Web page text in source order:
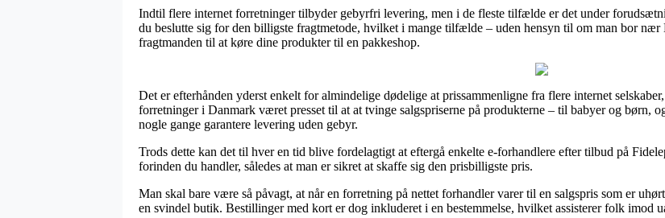
Indtil flere internet forretninger tilbyder gebyrfri levering, men i de fleste tilfælde er det under
du beslutte sig for den billigste fragtmetode, hvilket i mange tilfælde – uden hensyn til om man bor
fragtmanden til at køre dine produkter til en pakkeshop.
Det er efterhånden yderst enkelt for almindelige dødelige at prissammenligne fra flere internet
forretninger i Danmark været presset til at at tvinge salgspriserne på produkterne – til babyer og børn,
nogle gange garantere levering uden gebyr.
Trods dette kan det til hver en tid blive fordelagtigt at eftergå enkelte e-forhandlere efter tilbud på
forinden du handler, således at man er sikret at skaffe sig den prisbilligste pris.
Man skal bare være så påvagt, at når en forretning på nettet forhandler varer til en salgspris som er
en svindel butik. Bestillinger med kort er dog inkluderet i en bestemmelse, hvilket assisterer folk imod